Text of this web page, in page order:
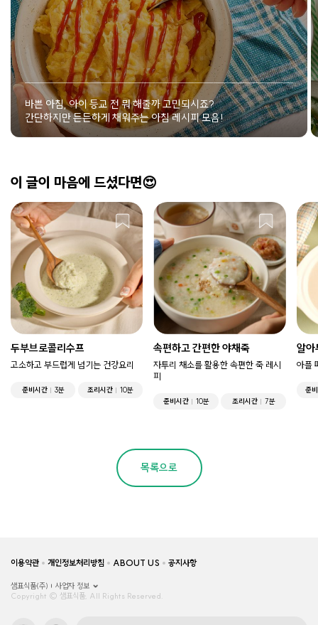
바쁜 아침, 아이 등교 전 뭐 해줄까 고민되시죠?
간단하지만 든든하게 채워주는 아침 레시피 모음!
이 글이 마음에 드셨다면😍
두부브로콜리수프
고소하고 부드럽게 넘기는 건강요리
준비시간 3분 조리시간 10분
속편하고 간편한 야채죽
자투리 채소를 활용한 속편한 죽 레시
피
준비시간 10분 조리시간 7분
알아
아플
준
목록으로
이용약관 개인정보처리방침 ABOUT US 공지사항
샘표식품(주)
사업자 정보
Copyright © 샘표식품, All Rights Reserved.